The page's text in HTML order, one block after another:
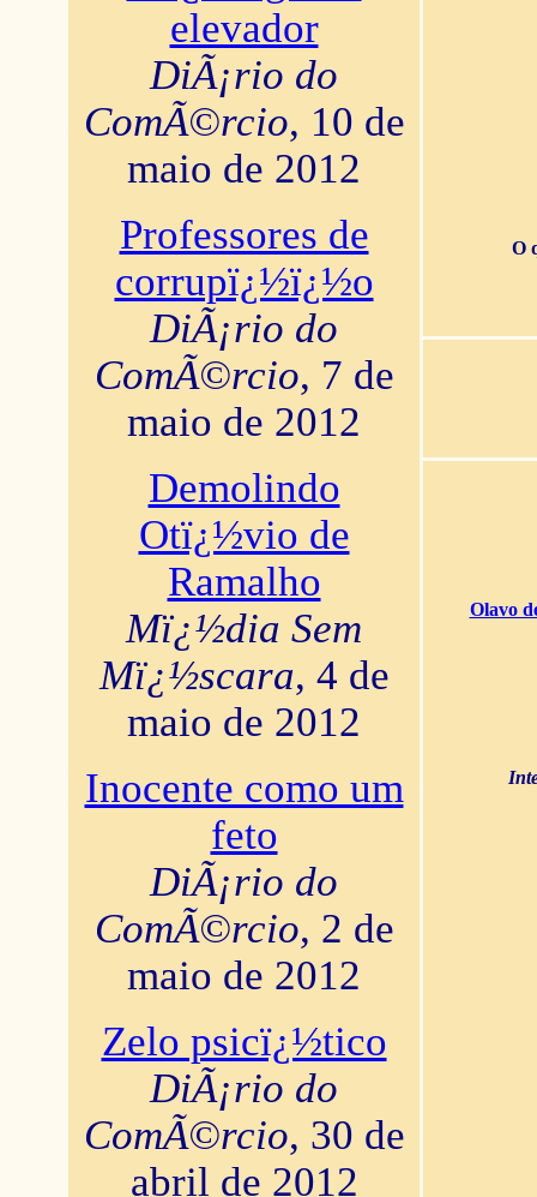
elevador
DiÃ¡rio do
ComÃ©rcio, 10 de
maio de 2012
Professores de
corrupï¿½ï¿½o
DiÃ¡rio do
ComÃ©rcio, 7 de
maio de 2012
Demolindo
Otï¿½vio de
Ramalho
Mï¿½dia Sem
Mï¿½scara, 4 de
maio de 2012
Inocente como um
feto
DiÃ¡rio do
ComÃ©rcio, 2 de
maio de 2012
Zelo psicï¿½tico
DiÃ¡rio do
ComÃ©rcio, 30 de
abril de 2012
O
Olavo